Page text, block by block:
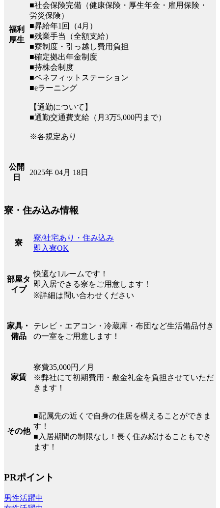
福利
厚生
■社会保険完備（健康保険・厚⽣年⾦・雇⽤保険・
労災保険）
■昇給年1回（4月）
■残業手当（全額支給）
■寮制度・引っ越し費用負担
■確定拠出年金制度
■持株会制度
■ベネフィットステーション
■eラーニング
【通勤について】
■通勤交通費支給（月3万5,000円まで）
※各規定あり
公開
日
2025年 04月 18日
寮・住み込み情報
寮
寮/社宅あり・住み込み
即入寮OK
部屋タ
イプ
快適な1ルームです！
即入居できる寮をご用意します！
※詳細は問い合わせください
家具・
備品
テレビ・エアコン・冷蔵庫・布団など生活備品付き
の一室をご用意します！
家賃
寮費35,000円／月
※弊社にて初期費用・敷金礼金を負担させていただ
きます！
その他
■配属先の近くで自身の住居を構えることができま
す！
■入居期間の制限なし！長く住み続けることもでき
ます！
PRポイント
男性活躍中